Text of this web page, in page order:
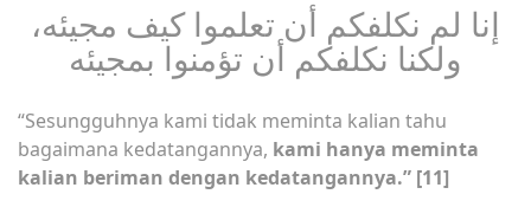
إنا لم نكلفكم أن تعلموا كيف مجيئه،
ولكنا نكلفكم أن تؤمنوا بمجيئه
“Sesungguhnya kami tidak meminta kalian tahu
bagaimana kedatangannya, kami hanya meminta
kalian beriman dengan kedatangannya.” [11]